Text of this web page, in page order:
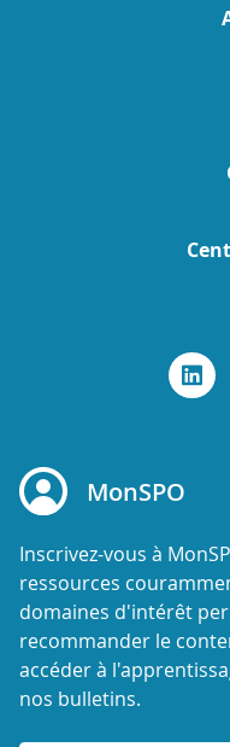
MonSPO
Inscrivez-vous à
ressources
domaines d'intérêt
recommander le
accéder à
nos bulletins.